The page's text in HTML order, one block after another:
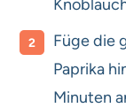
Füge die
Paprika
Minuten